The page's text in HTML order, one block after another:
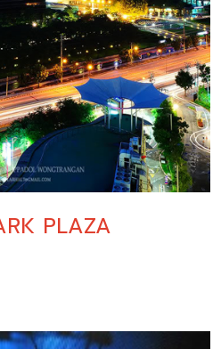
PLAZA